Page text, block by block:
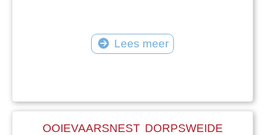
Lees meer
OOIEVAARSNEST DORPSWEIDE